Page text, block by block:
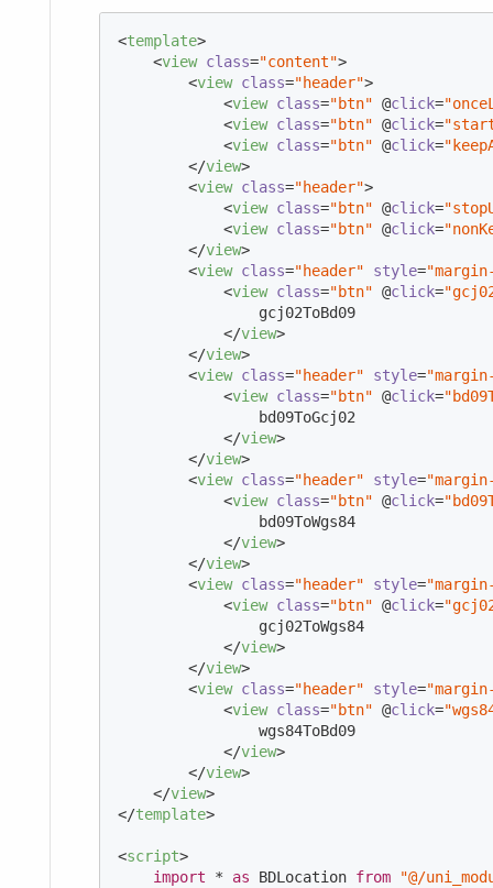
<template>
<view class="content">
<view class="header">
<view class="btn" @click=
<view class="btn" @click=
<view class="btn" @click=
</view>
<view class="header">
<view class="btn" @click=
<view class="btn" @click=
</view>
<view class="header" style=
<view class="btn" @click=
                gcj02ToBd09
</view>
</view>
<view class="header" style=
<view class="btn" @click=
                bd09ToGcj02
</view>
</view>
<view class="header" style=
<view class="btn" @click=
                bd09ToWgs84
</view>
</view>
<view class="header" style=
<view class="btn" @click=
                gcj02ToWgs84
</view>
</view>
<view class="header" style=
<view class="btn" @click=
                wgs84ToBd09
</view>
</view>
</view>
</template>
<script>
import * as BDLocation from
"@/